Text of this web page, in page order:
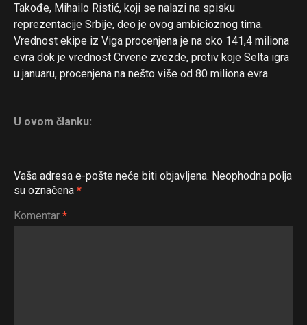
Takođe, Mihailo Ristić, koji se nalazi na spisku
reprezentacije Srbije, deo je ovog ambicioznog tima.
Vrednost ekipe iz Viga procenjena je na oko 141,4 miliona
evra dok je vrednost Crvene zvezde, protiv koje Selta igra
u januaru, procenjena na nešto više od 80 miliona evra.
U ovom članku:
Vaša adresa e-pošte neće biti objavljena. Neophodna polja
su označena *
Komentar *